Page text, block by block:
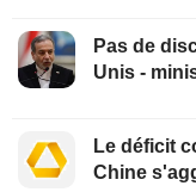
Pas de
Unis -
Le déficit
Chine